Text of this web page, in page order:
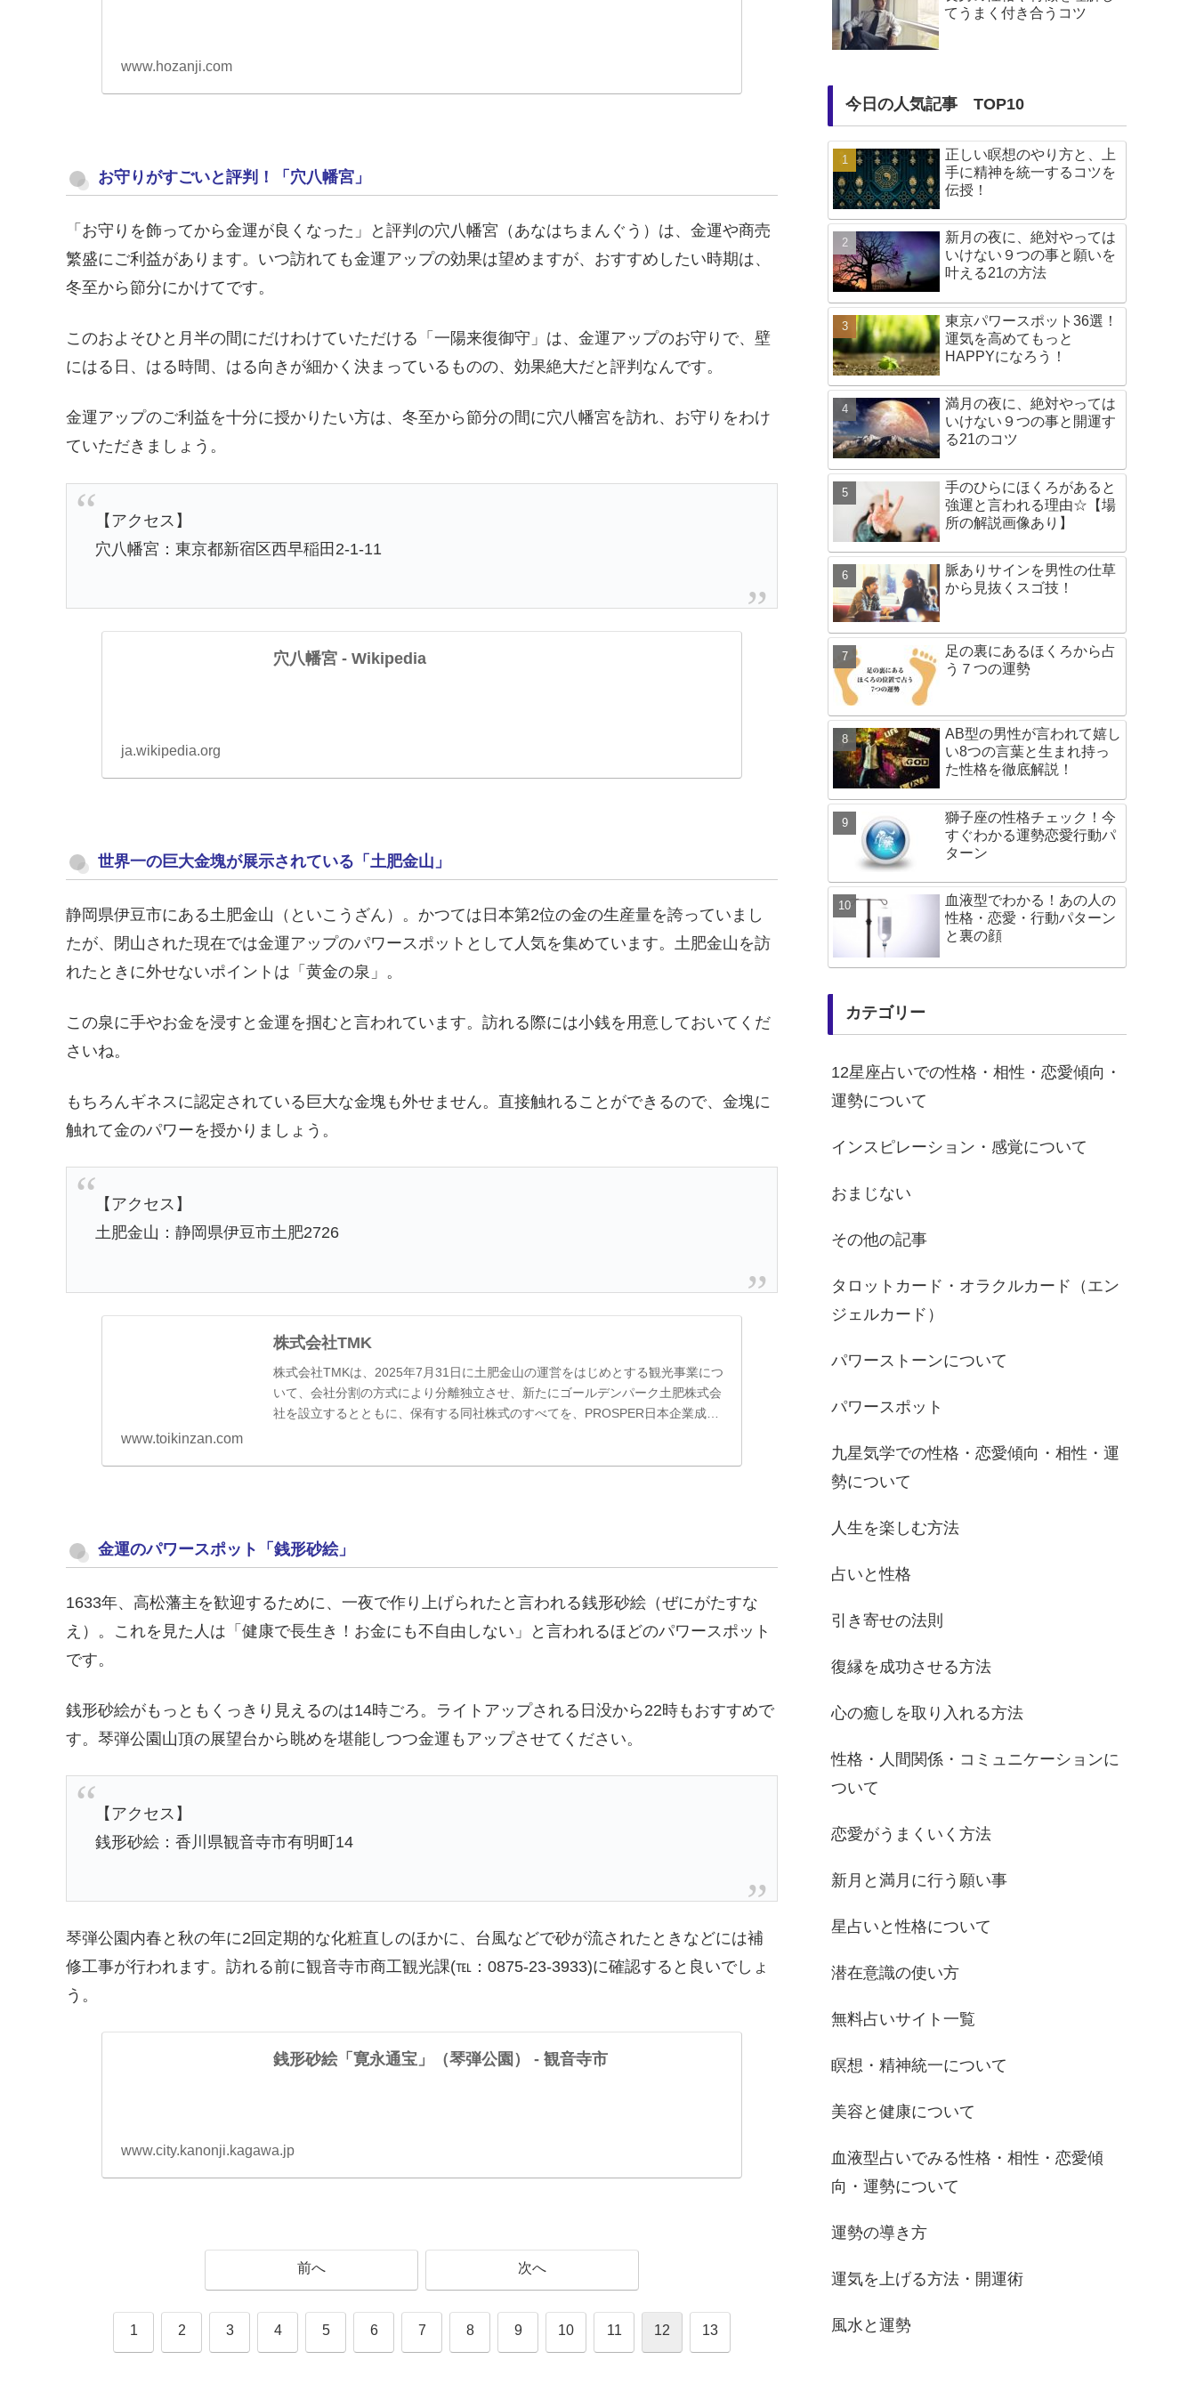
www.hozanji.com
お守りがすごいと評判！「穴八幡宮」
「お守りを飾ってから金運が良くなった」と評判の穴八幡宮（あなはちまんぐう）は、金運や商売
繁盛にご利益があります。いつ訪れても金運アップの効果は望めますが、おすすめしたい時期は、
冬至から節分にかけてです。
このおよそひと月半の間にだけわけていただける「一陽来復御守」は、金運アップのお守りで、壁
にはる日、はる時間、はる向きが細かく決まっているものの、効果絶大だと評判なんです。
金運アップのご利益を十分に授かりたい方は、冬至から節分の間に穴八幡宮を訪れ、お守りをわけ
ていただきましょう。
【アクセス】
穴八幡宮：東京都新宿区西早稲田2-1-11
穴八幡宮 - Wikipedia
ja.wikipedia.org
世界一の巨大金塊が展示されている「土肥金山」
静岡県伊豆市にある土肥金山（といこうざん）。かつては日本第2位の金の生産量を誇っていまし
たが、閉山された現在では金運アップのパワースポットとして人気を集めています。土肥金山を訪
れたときに外せないポイントは「黄金の泉」。
この泉に手やお金を浸すと金運を掴むと言われています。訪れる際には小銭を用意しておいてくだ
さいね。
もちろんギネスに認定されている巨大な金塊も外せません。直接触れることができるので、金塊に
触れて金のパワーを授かりましょう。
【アクセス】
土肥金山：静岡県伊豆市土肥2726
株式会社TMK
株式会社TMKは、2025年7月31日に土肥金山の運営をはじめとする観光事業につ
いて、会社分割の方式により分離独立させ、新たにゴールデンパーク土肥株式会
社を設立するとともに、保有する同社株式のすべてを、PROSPER日本企業成長
www.toikinzan.com
金運のパワースポット「銭形砂絵」
1633年、高松藩主を歓迎するために、一夜で作り上げられたと言われる銭形砂絵（ぜにがたすな
え）。これを見た人は「健康で長生き！お金にも不自由しない」と言われるほどのパワースポット
です。
銭形砂絵がもっともくっきり見えるのは14時ごろ。ライトアップされる日没から22時もおすすめで
す。琴弾公園山頂の展望台から眺めを堪能しつつ金運もアップさせてください。
【アクセス】
銭形砂絵：香川県観音寺市有明町14
琴弾公園内春と秋の年に2回定期的な化粧直しのほかに、台風などで砂が流されたときなどには補
修工事が行われます。訪れる前に観音寺市商工観光課(℡：0875-23-3933)に確認すると良いでしょ
う。
銭形砂絵「寛永通宝」（琴弾公園） - 観音寺市
www.city.kanonji.kagawa.jp
前へ 次へ
1 2 3 4 5 6 7 8 9 10 11 12 13
てうまく付き合うコツ
今日の人気記事 TOP10
正しい瞑想のやり方と、上
手に精神を統一するコツを
伝授！
新月の夜に、絶対やっては
いけない９つの事と願いを
叶える21の方法
東京パワースポット36選！
運気を高めてもっと
HAPPYになろう！
満月の夜に、絶対やっては
いけない９つの事と開運す
る21のコツ
手のひらにほくろがあると
強運と言われる理由☆【場
所の解説画像あり】
脈ありサインを男性の仕草
から見抜くスゴ技！
足の裏にあるほくろから占
う７つの運勢
AB型の男性が言われて嬉し
い8つの言葉と生まれ持っ
た性格を徹底解説！
獅子座の性格チェック！今
すぐわかる運勢恋愛行動パ
ターン
血液型でわかる！あの人の
性格・恋愛・行動パターン
と裏の顔
カテゴリー
12星座占いでの性格・相性・恋愛傾向・
運勢について
インスピレーション・感覚について
おまじない
その他の記事
タロットカード・オラクルカード（エン
ジェルカード）
パワーストーンについて
パワースポット
九星気学での性格・恋愛傾向・相性・運
勢について
人生を楽しむ方法
占いと性格
引き寄せの法則
復縁を成功させる方法
心の癒しを取り入れる方法
性格・人間関係・コミュニケーションに
ついて
恋愛がうまくいく方法
新月と満月に行う願い事
星占いと性格について
潜在意識の使い方
無料占いサイト一覧
瞑想・精神統一について
美容と健康について
血液型占いでみる性格・相性・恋愛傾
向・運勢について
運勢の導き方
運気を上げる方法・開運術
風水と運勢